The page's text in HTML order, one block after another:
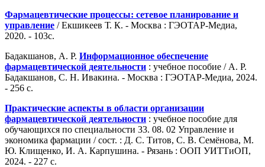
Фармацевтические процессы: сетевое планирование и
управление / Екшикеев Т. К. - Москва : ГЭОТАР-Медиа,
2020. - 103с.
Бадакшанов, А. Р. Информационное обеспечение
фармацевтической деятельности : учебное пособие / А. Р.
Бадакшанов, С. Н. Ивакина. - Москва : ГЭОТАР-Медиа, 2024.
- 256 с.
Практические аспекты в области организации
фармацевтической деятельности : учебное пособие для
обучающихся по специальности 33. 08. 02 Управление и
экономика фармации / сост. : Д. С. Титов, С. В. Семёнова, М.
Ю. Клищенко, И. А. Карпушина. - Рязань : ООП УИТТиОП,
2024. - 227 с.